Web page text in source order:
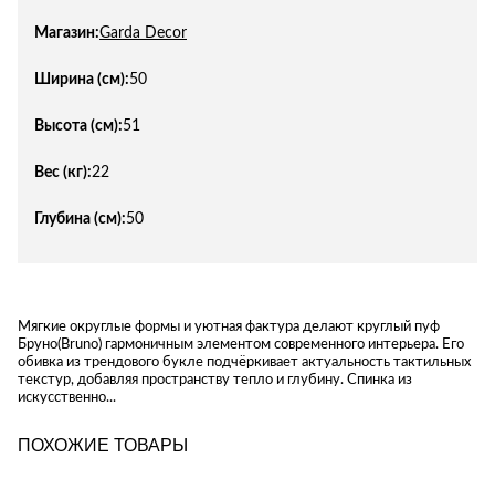
Магазин:Garda Decor
Ширина (см):50
Высота (см):51
Вес (кг):22
Глубина (см):50
Мягкие округлые формы и уютная фактура делают круглый пуф
Бруно(Bruno) гармоничным элементом современного интерьера. Его
обивка из трендового букле подчёркивает актуальность тактильных
текстур, добавляя пространству тепло и глубину. Спинка из
искусственно...
ПОХОЖИЕ ТОВАРЫ